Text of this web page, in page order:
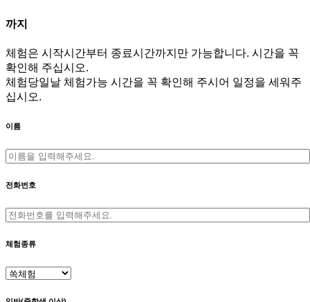
까지
체험은 시작시간부터 종료시간까지만 가능합니다. 시간을 꼭
확인해 주십시오.
체험당일날 체험가능 시간을 꼭 확인해 주시어 일정을 세워주
십시오.
이름
전화번호
체험종류